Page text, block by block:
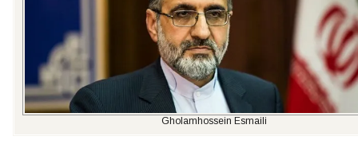
Gholamhossein Esmaili